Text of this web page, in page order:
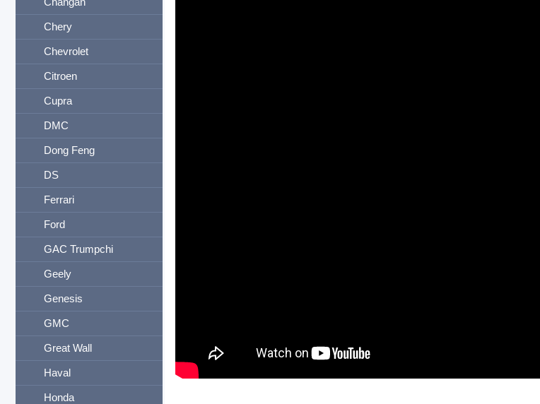
Chery
Chevrolet
Citroen
Cupra
DMC
Dong Feng
DS
Ferrari
Ford
GAC Trumpchi
Geely
Genesis
GMC
Great Wall
Haval
Honda